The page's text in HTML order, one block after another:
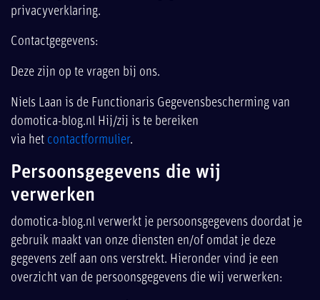
privacyverklaring.
Contactgegevens:
Deze zijn op te vragen bij ons.
Niels Laan is de Functionaris Gegevensbescherming van
domotica-blog.nl Hij/zij is te bereiken
via het contactformulier.
Persoonsgegevens die wij
verwerken
domotica-blog.nl verwerkt je persoonsgegevens doordat je
gebruik maakt van onze diensten en/of omdat je deze
gegevens zelf aan ons verstrekt. Hieronder vind je een
overzicht van de persoonsgegevens die wij verwerken: